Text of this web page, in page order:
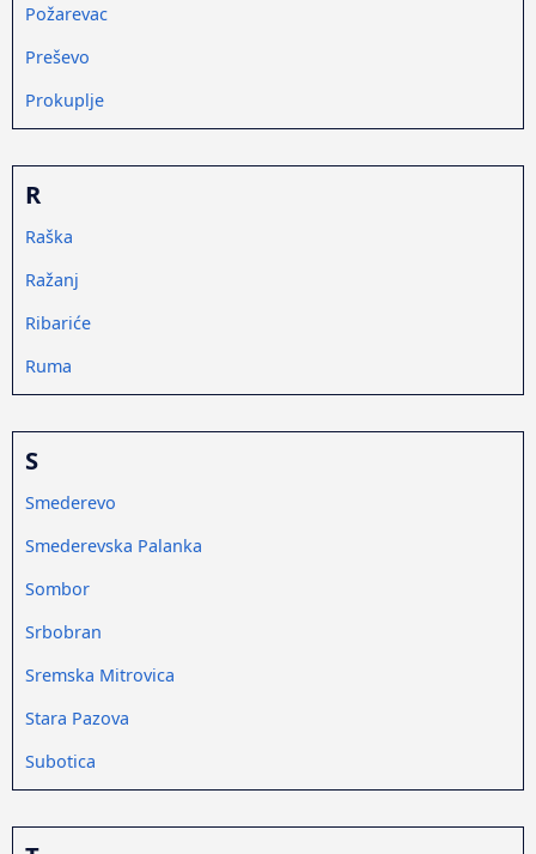
Požarevac
Preševo
Prokuplje
R
Raška
Ražanj
Ribariće
Ruma
S
Smederevo
Smederevska Palanka
Sombor
Srbobran
Sremska Mitrovica
Stara Pazova
Subotica